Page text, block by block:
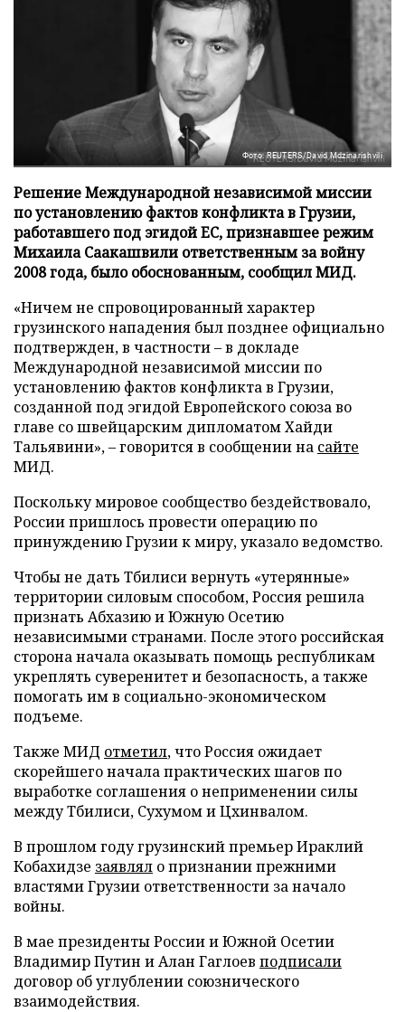
Фото: REUTERS/David Mdzinarishvili
Решение Международной независимой миссии
по установлению фактов конфликта в Грузии,
работавшего под эгидой ЕС, признавшее режим
Михаила Саакашвили ответственным за войну
2008 года, было обоснованным, сообщил МИД.
«Ничем не спровоцированный характер
грузинского нападения был позднее официально
подтвержден, в частности – в докладе
Международной независимой миссии по
установлению фактов конфликта в Грузии,
созданной под эгидой Европейского союза во
главе со швейцарским дипломатом Хайди
Тальявини», – говорится в сообщении на сайте
МИД.
Поскольку мировое сообщество бездействовало,
России пришлось провести операцию по
принуждению Грузии к миру, указало ведомство.
Чтобы не дать Тбилиси вернуть «утерянные»
территории силовым способом, Россия решила
признать Абхазию и Южную Осетию
независимыми странами. После этого российская
сторона начала оказывать помощь республикам
укреплять суверенитет и безопасность, а также
помогать им в социально-экономическом
подъеме.
Также МИД отметил, что Россия ожидает
скорейшего начала практических шагов по
выработке соглашения о неприменении силы
между Тбилиси, Сухумом и Цхинвалом.
В прошлом году грузинский премьер Ираклий
Кобахидзе заявлял о признании прежними
властями Грузии ответственности за начало
войны.
В мае президенты России и Южной Осетии
Владимир Путин и Алан Гаглоев подписали
договор об углублении союзнического
взаимодействия.